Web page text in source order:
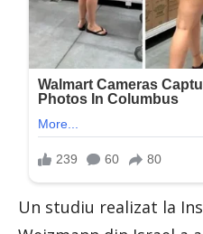
Un studiu realizat la